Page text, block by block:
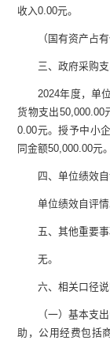
收入0.00元。
（ 国有资产占
三、政府采购
2024年度，单
货物支出50,000.00
0.00元。授予中小
同金额50,000.00元。
四、单位绩效
单位绩效自评情
五、其他重要
无。
六、相关口径说
（一）基本支
助，公用经费包括